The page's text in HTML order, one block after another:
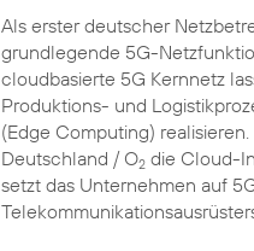
Als erster deutscher
grundlegende 5G-
cloudbasierte 5G Kernnetz
Produktions- und
(Edge Computing)
Deutschland / O2 die Cloud-
setzt das Unternehmen auf